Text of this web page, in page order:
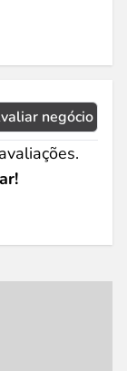
negócio